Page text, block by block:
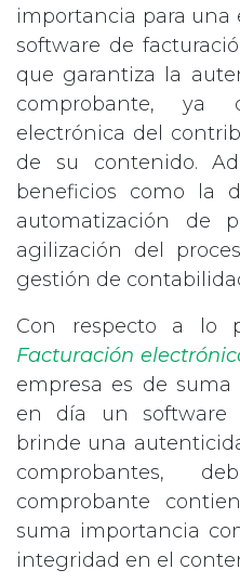
importancia para una
software de
que garantiza la
comprobante, ya
electrónica del
de su contenido.
beneficios como la
automatización de
agilización del
gestión de
Con respecto a lo
Facturación
empresa es de
en día un software
brinde una
comprobantes,
comprobante
suma importancia
integridad en el